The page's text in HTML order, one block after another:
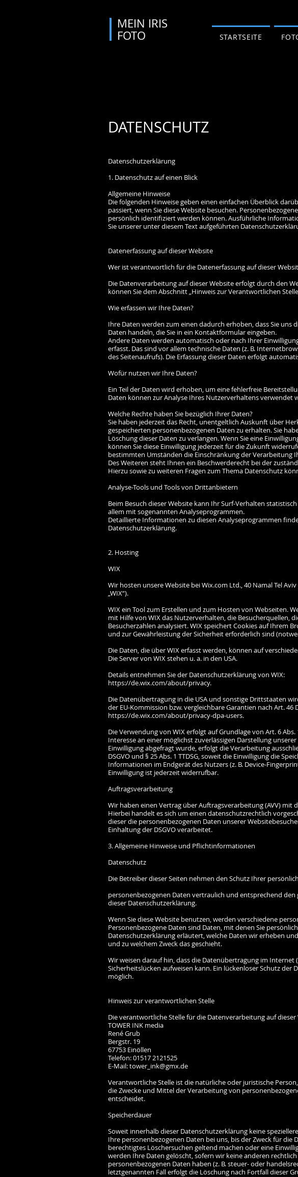
MEIN IRIS
FOTO
STARTSEITE
DATENSCHUTZ
Datenschutzerklärung
1. Datenschutz auf einen Blick
Allgemeine Hinweise
Die folgenden Hinweise geben einen einfachen Überblick
passiert, wenn Sie diese Website besuchen.
persönlich identifiziert werden können. Ausführliche
Sie unserer unter diesem Text aufgeführten
Datenerfassung auf dieser Website
Wer ist verantwortlich für die Datenerfassung auf dieser
Die Datenverarbeitung auf dieser Website erfolgt durch den
können Sie dem Abschnitt „Hinweis zur Verantwortlichen
Wie erfassen wir Ihre Daten?
Ihre Daten werden zum einen dadurch erhoben, dass Sie uns
Daten handeln, die Sie in ein Kontaktformular eingeben.
Andere Daten werden automatisch oder nach Ihrer
erfasst. Das sind vor allem technische Daten (z. B.
des Seitenaufrufs). Die Erfassung dieser Daten erfolgt
Wofür nutzen wir Ihre Daten?
Ein Teil der Daten wird erhoben, um eine fehlerfreie
Daten können zur Analyse Ihres Nutzerverhaltens verwendet
Welche Rechte haben Sie bezüglich Ihrer Daten?
Sie haben jederzeit das Recht, unentgeltlich Auskunft über
gespeicherten personenbezogenen Daten zu erhalten. Sie
Löschung dieser Daten zu verlangen. Wenn Sie eine
können Sie diese Einwilligung jederzeit für die Zukunft
bestimmten Umständen die Einschränkung der Verarbeitung
Des Weiteren steht Ihnen ein Beschwerderecht bei der
Hierzu sowie zu weiteren Fragen zum Thema Datenschutz
Analyse-Tools und Tools von Drittanbietern
Beim Besuch dieser Website kann Ihr Surf-Verhalten
allem mit sogenannten Analyseprogrammen.
Detaillierte Informationen zu diesen Analyseprogrammen
Datenschutzerklärung.
2. Hosting
WIX
Wir hosten unsere Website bei Wix.com Ltd., 40 Namal Tel
„WIX“).
WIX ein Tool zum Erstellen und zum Hosten von Webseiten.
mit Hilfe von WIX das Nutzerverhalten, die Besucherquellen,
Besucherzahlen analysiert. WIX speichert Cookies auf Ihrem
und zur Gewährleistung der Sicherheit erforderlich sind
Die Daten, die über WIX erfasst werden, können auf
Die Server von WIX stehen u. a. in den USA.
Details entnehmen Sie der Datenschutzerklärung von WIX:
https://de.wix.com/about/privacy.
Die Datenübertragung in die USA und sonstige Drittstaaten
der EU-Kommission bzw. vergleichbare Garantien nach Art. 46
https://de.wix.com/about/privacy-dpa-users.
Die Verwendung von WIX erfolgt auf Grundlage von Art. 6
Interesse an einer möglichst zuverlässigen Darstellung
Einwilligung abgefragt wurde, erfolgt die Verarbeitung
DSGVO und § 25 Abs. 1 TTDSG, soweit die Einwilligung die
Informationen im Endgerät des Nutzers (z. B. Device-
Einwilligung ist jederzeit widerrufbar.
Auftragsverarbeitung
Wir haben einen Vertrag über Auftragsverarbeitung (AVV) mit
Hierbei handelt es sich um einen datenschutzrechtlich
dieser die personenbezogenen Daten unserer
Einhaltung der DSGVO verarbeitet.
3. Allgemeine Hinweise und Pflichtinformationen
Datenschutz
Die Betreiber dieser Seiten nehmen den Schutz Ihrer
personenbezogenen Daten vertraulich und entsprechend
dieser Datenschutzerklärung.
Wenn Sie diese Website benutzen, werden verschiedene
Personenbezogene Daten sind Daten, mit denen Sie
Datenschutzerklärung erläutert, welche Daten wir erheben
und zu welchem Zweck das geschieht.
Wir weisen darauf hin, dass die Datenübertragung im Internet
Sicherheitslücken aufweisen kann. Ein lückenloser Schutz
möglich.
Hinweis zur verantwortlichen Stelle
Die verantwortliche Stelle für die Datenverarbeitung auf dieser
TOWER INK media
René Grub
Bergstr. 19
67753 Einöllen
Telefon: 01517 2121525
E-Mail: tower_ink@gmx.de
Verantwortliche Stelle ist die natürliche oder juristische
die Zwecke und Mittel der Verarbeitung von
entscheidet.
Speicherdauer
Soweit innerhalb dieser Datenschutzerklärung keine
Ihre personenbezogenen Daten bei uns, bis der Zweck für die
berechtigtes Löschersuchen geltend machen oder eine
werden Ihre Daten gelöscht, sofern wir keine anderen
personenbezogenen Daten haben (z. B. steuer- oder
letztgenannten Fall erfolgt die Löschung nach Fortfall dieser